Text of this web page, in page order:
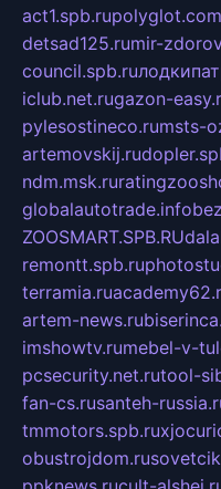
act1.spb.ru
detsad125.rumir-
council.spb.ru
iclub.net.rugazon-
pylesostineco.rumsts-
artemovskij.ru
ndm.msk.ru
globalautotrade.info
ZOOSMART.SPB.RU
remontt.spb.ru
terramia.ru
artem-news.ru
imshowtv.rumebel-v-
pcsecurity.net.rutool-
fan-cs.rusanteh-
tmmotors.spb.ru
obustrojdom.ru